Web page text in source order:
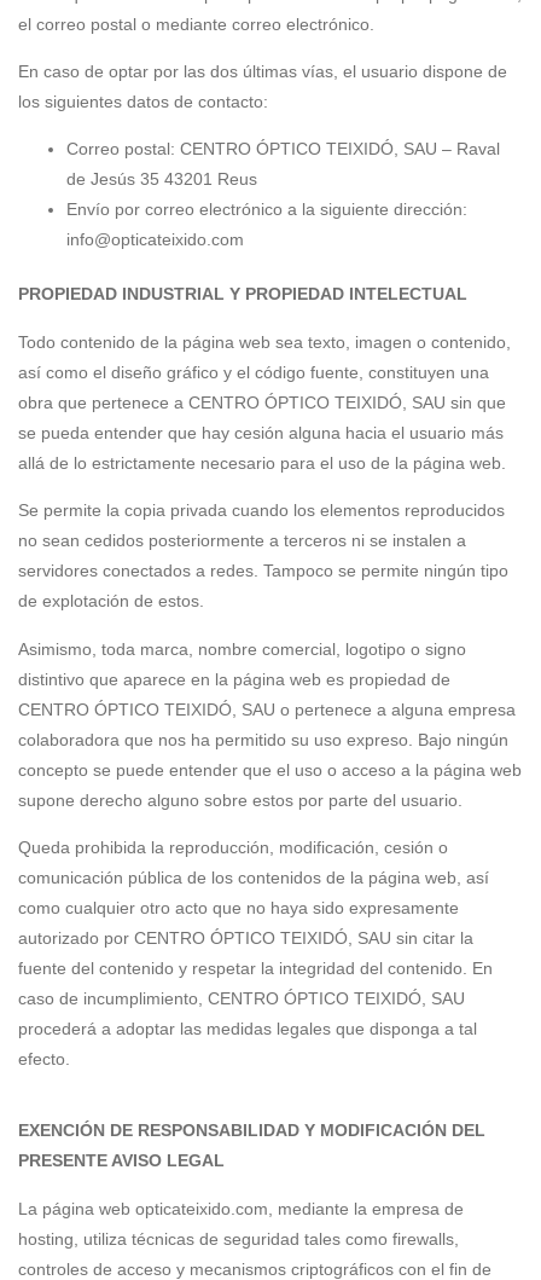
el correo postal o mediante correo electrónico.
En caso de optar por las dos últimas vías, el usuario dispone de
los siguientes datos de contacto:
Correo postal: CENTRO ÓPTICO TEIXIDÓ, SAU – Raval
de Jesús 35 43201 Reus
Envío por correo electrónico a la siguiente dirección:
info@opticateixido.com
PROPIEDAD INDUSTRIAL Y PROPIEDAD INTELECTUAL
Todo contenido de la página web sea texto, imagen o contenido,
así como el diseño gráfico y el código fuente, constituyen una
obra que pertenece a CENTRO ÓPTICO TEIXIDÓ, SAU sin que
se pueda entender que hay cesión alguna hacia el usuario más
allá de lo estrictamente necesario para el uso de la página web.
Se permite la copia privada cuando los elementos reproducidos
no sean cedidos posteriormente a terceros ni se instalen a
servidores conectados a redes. Tampoco se permite ningún tipo
de explotación de estos.
Asimismo, toda marca, nombre comercial, logotipo o signo
distintivo que aparece en la página web es propiedad de
CENTRO ÓPTICO TEIXIDÓ, SAU o pertenece a alguna empresa
colaboradora que nos ha permitido su uso expreso. Bajo ningún
concepto se puede entender que el uso o acceso a la página web
supone derecho alguno sobre estos por parte del usuario.
Queda prohibida la reproducción, modificación, cesión o
comunicación pública de los contenidos de la página web, así
como cualquier otro acto que no haya sido expresamente
autorizado por CENTRO ÓPTICO TEIXIDÓ, SAU sin citar la
fuente del contenido y respetar la integridad del contenido. En
caso de incumplimiento, CENTRO ÓPTICO TEIXIDÓ, SAU
procederá a adoptar las medidas legales que disponga a tal
efecto.
EXENCIÓN DE RESPONSABILIDAD Y MODIFICACIÓN DEL
PRESENTE AVISO LEGAL
La página web opticateixido.com, mediante la empresa de
hosting, utiliza técnicas de seguridad tales como firewalls,
controles de acceso y mecanismos criptográficos con el fin de